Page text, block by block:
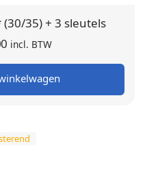
35) + 3 sleutels
was:
Huidige
prijs is:
€ 89,00.
incl. BTW